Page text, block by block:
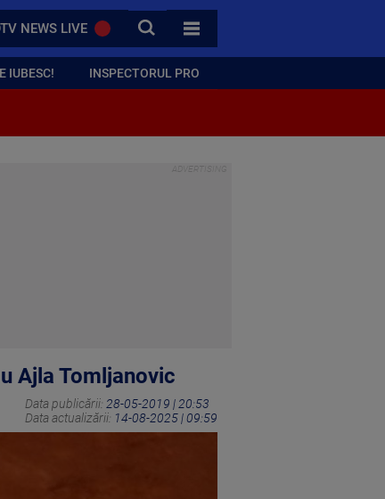
NEWS LIVE CAUTA
TOATE CATEGORIILE
IUBESC! INSPECTORUL PRO
Ajla Tomljanovic
Data publicării: 28-05-2019 | 20:53
Data actualizării: 14-08-2025 | 09:59